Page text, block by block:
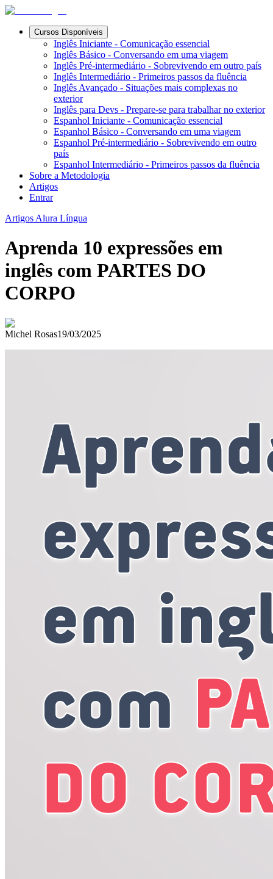
Cursos Disponíveis
Inglês Iniciante - Comunicação essencial
Inglês Básico - Conversando em uma viagem
Inglês Pré-intermediário - Sobrevivendo em outro país
Inglês Intermediário - Primeiros passos da fluência
Inglês Avançado - Situações mais complexas no
exterior
Inglês para Devs - Prepare-se para trabalhar no exterior
Espanhol Iniciante - Comunicação essencial
Espanhol Básico - Conversando em uma viagem
Espanhol Pré-intermediário - Sobrevivendo em outro
país
Espanhol Intermediário - Primeiros passos da fluência
Sobre a Metodologia
Artigos
Entrar
Artigos Alura Língua
Aprenda 10 expressões em
inglês com PARTES DO
CORPO
Michel Rosas19/03/2025